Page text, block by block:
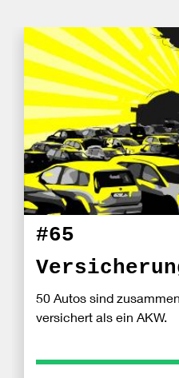
#65
50 Autos sind
versichert als ein AKW.